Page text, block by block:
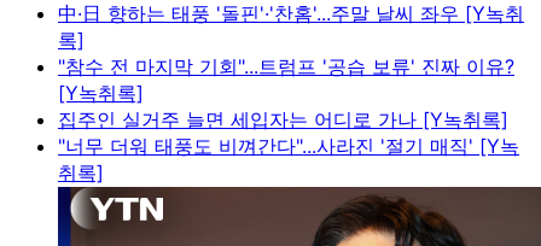
中·日 향하는 태풍 '돌핀'·'찬홈'...주말 날씨 좌우 [Y녹취
록]
"참수 전 마지막 기회"...트럼프 '공습 보류' 진짜 이유?
[Y녹취록]
집주인 실거주 늘면 세입자는 어디로 가나 [Y녹취록]
"너무 더워 태풍도 비껴간다"...사라진 '절기 매직' [Y녹
취록]